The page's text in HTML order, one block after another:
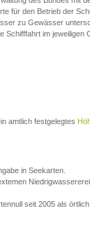
für den Betrieb der
zu Gewässer
im jeweiligen
amtlich festgelegtes
in Seekarten.
seit 2005 als